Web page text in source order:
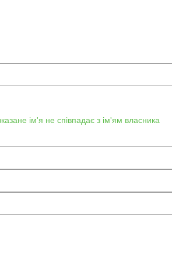
ім'я не співпадає з ім'ям власника